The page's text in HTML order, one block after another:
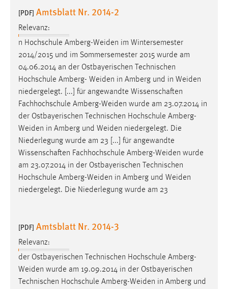
[PDF] Amtsblatt Nr. 2014-2
Relevanz:
n Hochschule Amberg-Weiden im Wintersemester
2014/2015 und im Sommersemester 2015 wurde am
04.06.2014 an der Ostbayerischen Technischen
Hochschule Amberg- Weiden in Amberg und in Weiden
niedergelegt. [...] für angewandte Wissenschaften
Fachhochschule Amberg-Weiden wurde am 23.07.2014 in
der Ostbayerischen Technischen Hochschule Amberg-
Weiden in Amberg und Weiden niedergelegt. Die
Niederlegung wurde am 23 [...] für angewandte
Wissenschaften Fachhochschule Amberg-Weiden wurde
am 23.07.2014 in der Ostbayerischen Technischen
Hochschule Amberg-Weiden in Amberg und Weiden
niedergelegt. Die Niederlegung wurde am 23
[PDF] Amtsblatt Nr. 2014-3
Relevanz:
der Ostbayerischen Technischen Hochschule Amberg-
Weiden wurde am 19.09.2014 in der Ostbayerischen
Technischen Hochschule Amberg-Weiden in Amberg und
Name:
_pk_ref, _pk_cvar, _pk_id, _pk_ses
Zugriffsstatistik
Cookie Laufzeit:
Max. 13 Monate
MARKETING
Marketing Cookies werden von Drittanbietern
verwendet, um personalisierte Werbung anzuzeigen.
Sie tun dies, indem sie Besucher über Websites
hinweg verfolgen.
Name:
_gcl_au
Anbieter:
Google Ireland Limited